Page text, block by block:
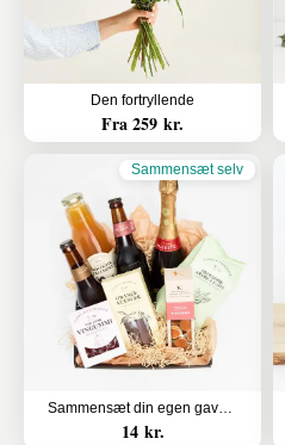
Den fortryllende
Fra 259 kr.
Sammensæt selv
Sammensæt din egen gavekurv
14 kr.